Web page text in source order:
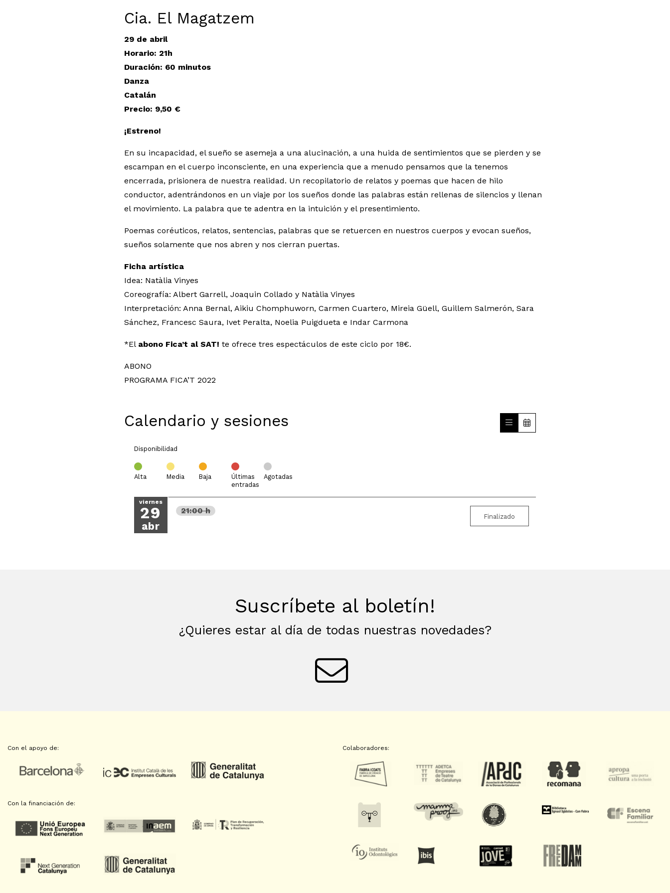
Cia. El Magatzem
29 de abril
Horario: 21h
Duración: 60 minutos
Danza
Catalán
Precio: 9,50 €
¡Estreno!
En su incapacidad, el sueño se asemeja a una alucinación, a una huida de sentimientos que se pierden y se
escampan en el cuerpo inconsciente, en una experiencia que a menudo pensamos que la tenemos
encerrada, prisionera de nuestra realidad. Un recopilatorio de relatos y poemas que hacen de hilo
conductor, adentrándonos en un viaje por los sueños donde las palabras están rellenas de silencios y llenan
el movimiento. La palabra que te adentra en la intuición y el presentimiento.
Poemas coréuticos, relatos, sentencias, palabras que se retuercen en nuestros cuerpos y evocan sueños,
sueños solamente que nos abren y nos cierran puertas.
Ficha artística
Idea: Natàlia Vinyes
Coreografía: Albert Garrell, Joaquin Collado y Natàlia Vinyes
Interpretación: Anna Bernal, Aikiu Chomphuworn, Carmen Cuartero, Mireia Güell, Guillem Salmerón, Sara
Sánchez, Francesc Saura, Ivet Peralta, Noelia Puigdueta e Indar Carmona
*El abono Fica’t al SAT! te ofrece tres espectáculos de este ciclo por 18€.
ABONO
PROGRAMA FICA’T 2022
Calendario y sesiones
Disponibilidad
Alta Media Baja
Últimas
entradas
Agotadas
viernes
29
abr
21:00 h
Finalizado
Suscríbete al boletín!
¿Quieres estar al día de todas nuestras novedades?
Con el apoyo de:
Con la financiación de:
Colaboradores: